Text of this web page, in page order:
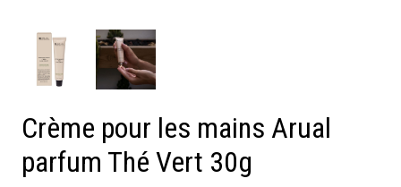
Crème pour les mains Arual
parfum Thé Vert 30g